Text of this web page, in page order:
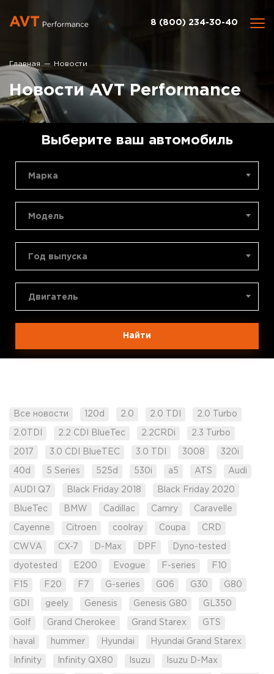
8 (800) 234-30-40
Главная Новости
Новости AVT Performance
Выберите ваш автомобиль
Марка
Модель
Год выпуска
Двигатель
Найти
Все новости 120d 2.0 2.0 TDI 2.0 Turbo
2.0TDI 2.2 CDI BlueTec 2.2CRDi 2.3 Turbo
2017 3.0 CDI BlueTEC 3.0 TDI 3008 320i
40d 5 Series 525d 530i a5 ATS Audi
AUDI Q7 Black Friday 2018 Black Friday 2020
BlueTec BMW Cadillac Camry Caravelle
Cayenne Citroen coolray Coupa CRD
CWVA CX-7 D-Max DPF Dyno-tested
dyotested E200 Evogue F-series F10
F15 F20 F7 G-series G06 G30 G80
GDI geely Genesis Genesis G80 GL350
Golf Grand Cherokee Grand Starex GTS
haval hummer Hyundai Hyundai Grand Starex
Infinity Infinity QX80 Isuzu Isuzu D-Max